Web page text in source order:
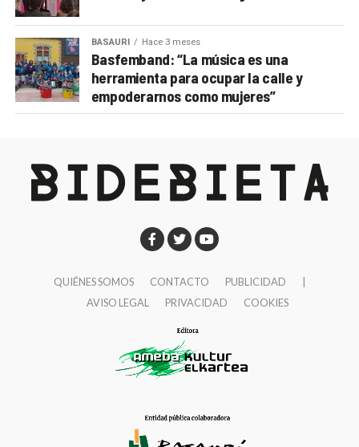
BASAURI Hace 3 meses
Basfemband: “La música es una
herramienta para ocupar la calle y
empoderarnos como mujeres”
QUIÉNES SOMOS CONTACTO PUBLICIDAD
AVISO LEGAL
PRIVACIDAD COOKIES